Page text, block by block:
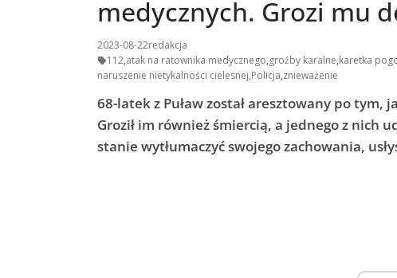
medycznych. Grozi mu
2023-08-22redakcja
112,atak na ratownika medycznego,groźby karalne,karetka
naruszenie nietykalności cielesnej,Policja,znieważenie
68-latek z Puław został aresztowany po
Groził im również śmiercią, a jednego z nich
stanie wytłumaczyć swojego zachowania,